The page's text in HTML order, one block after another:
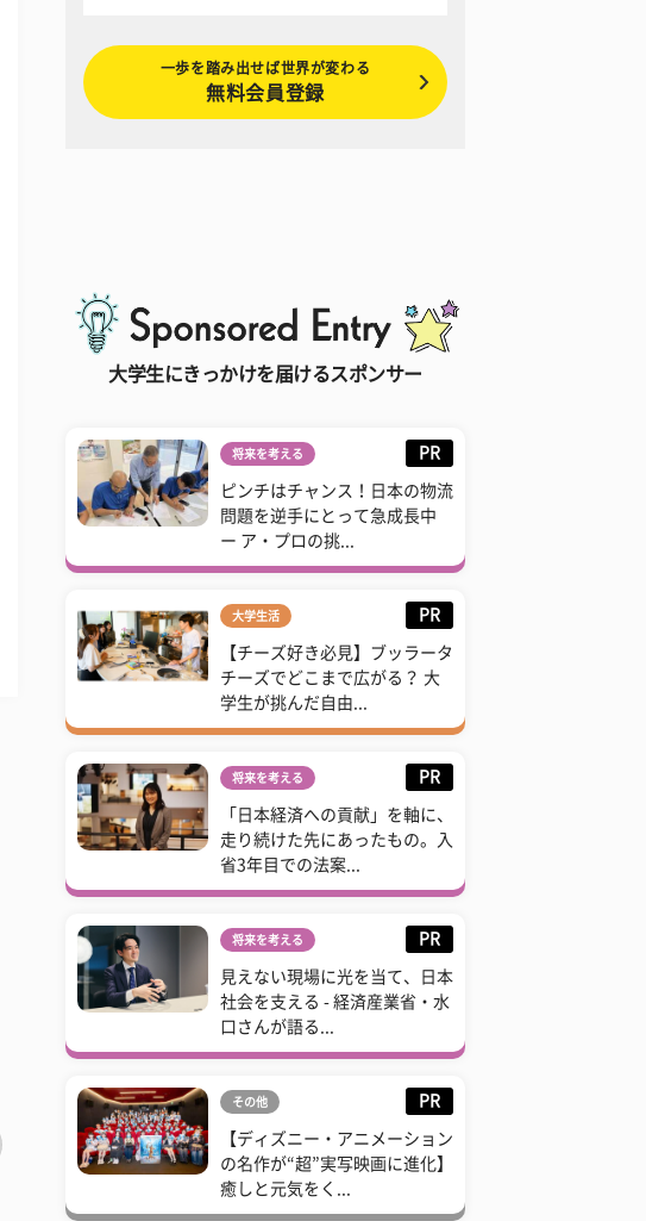
一歩を踏み出せば世界が変わる
無料会員登録
大学生にきっかけを届けるスポンサー
将来を考える PR
ピンチはチャンス！日本の物流
問題を逆手にとって急成長中
ー ア・プロの挑...
大学生活 PR
【チーズ好き必見】ブッラータ
チーズでどこまで広がる？ 大
学生が挑んだ自由...
将来を考える PR
「日本経済への貢献」を軸に、
走り続けた先にあったもの。入
省3年目での法案...
将来を考える PR
見えない現場に光を当て、日本
社会を支える - 経済産業省・水
口さんが語る...
その他 PR
【ディズニー・アニメーション
の名作が“超”実写映画に進化】
癒しと元気をく...